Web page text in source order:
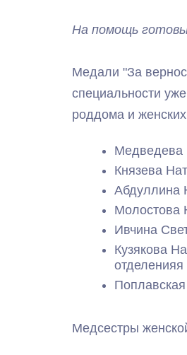
На помощь
Медали "За
специальности
роддома и
Медведева
Князева
Абдуллина
Молостова
Ивчина
Кузякова
Медсестры